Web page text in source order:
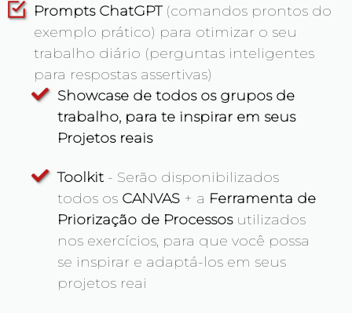
Prompts ChatGPT(comandos prontos do
exemplo prático) para otimizar o seu
trabalho diário (perguntas inteligentes
para respostas assertivas)
Showcase de todos os grupos de
trabalho, para te inspirar em seus
Projetos reais
Toolkit- Serão disponibilizados
todos os CANVAS+ a Ferramenta de
Priorização de Processosutilizados
nos exercícios, para que você possa
se inspirar e adaptá-los em seus
projetos reai